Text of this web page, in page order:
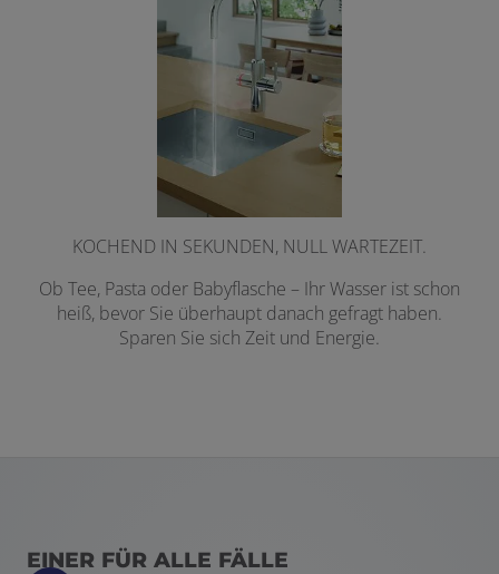
KOCHEND IN SEKUNDEN, NULL WARTEZEIT.
Ob Tee, Pasta oder Babyflasche – Ihr Wasser ist schon
heiß, bevor Sie überhaupt danach gefragt haben.
Sparen Sie sich Zeit und Energie.
EINER FÜR ALLE FÄLLE